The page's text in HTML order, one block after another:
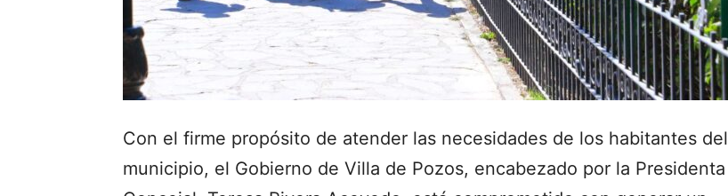
Con el firme propósito de atender las necesidades de los habitantes del
municipio, el Gobierno de Villa de Pozos, encabezado por la Presidenta